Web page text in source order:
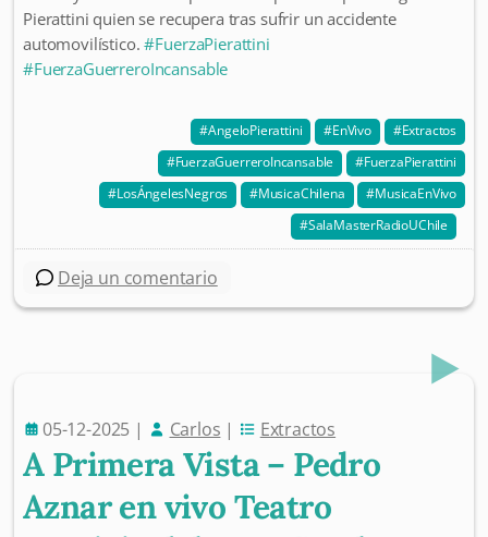
Pierattini quien se recupera tras sufrir un accidente
automovilístico.#FuerzaPierattini
#FuerzaGuerreroIncansable
AngeloPierattini EnVivo
Extractos
FuerzaGuerreroIncansable
FuerzaPierattini
LosÁngelesNegros
MusicaChilena
MusicaEnVivo
SalaMasterRadioUChile
Deja un comentario
05-12-2025 | Carlos | Extractos
A Primera Vista – Pedro
Aznar en vivo Teatro